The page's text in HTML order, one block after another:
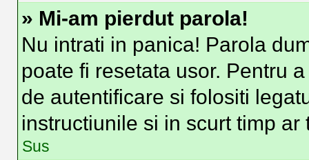
» Mi-am pierdut parola!
Nu intrati in panica! Parola
poate fi resetata usor. Pentru
de autentificare si folositi
instructiunile si in scurt timp
Sus